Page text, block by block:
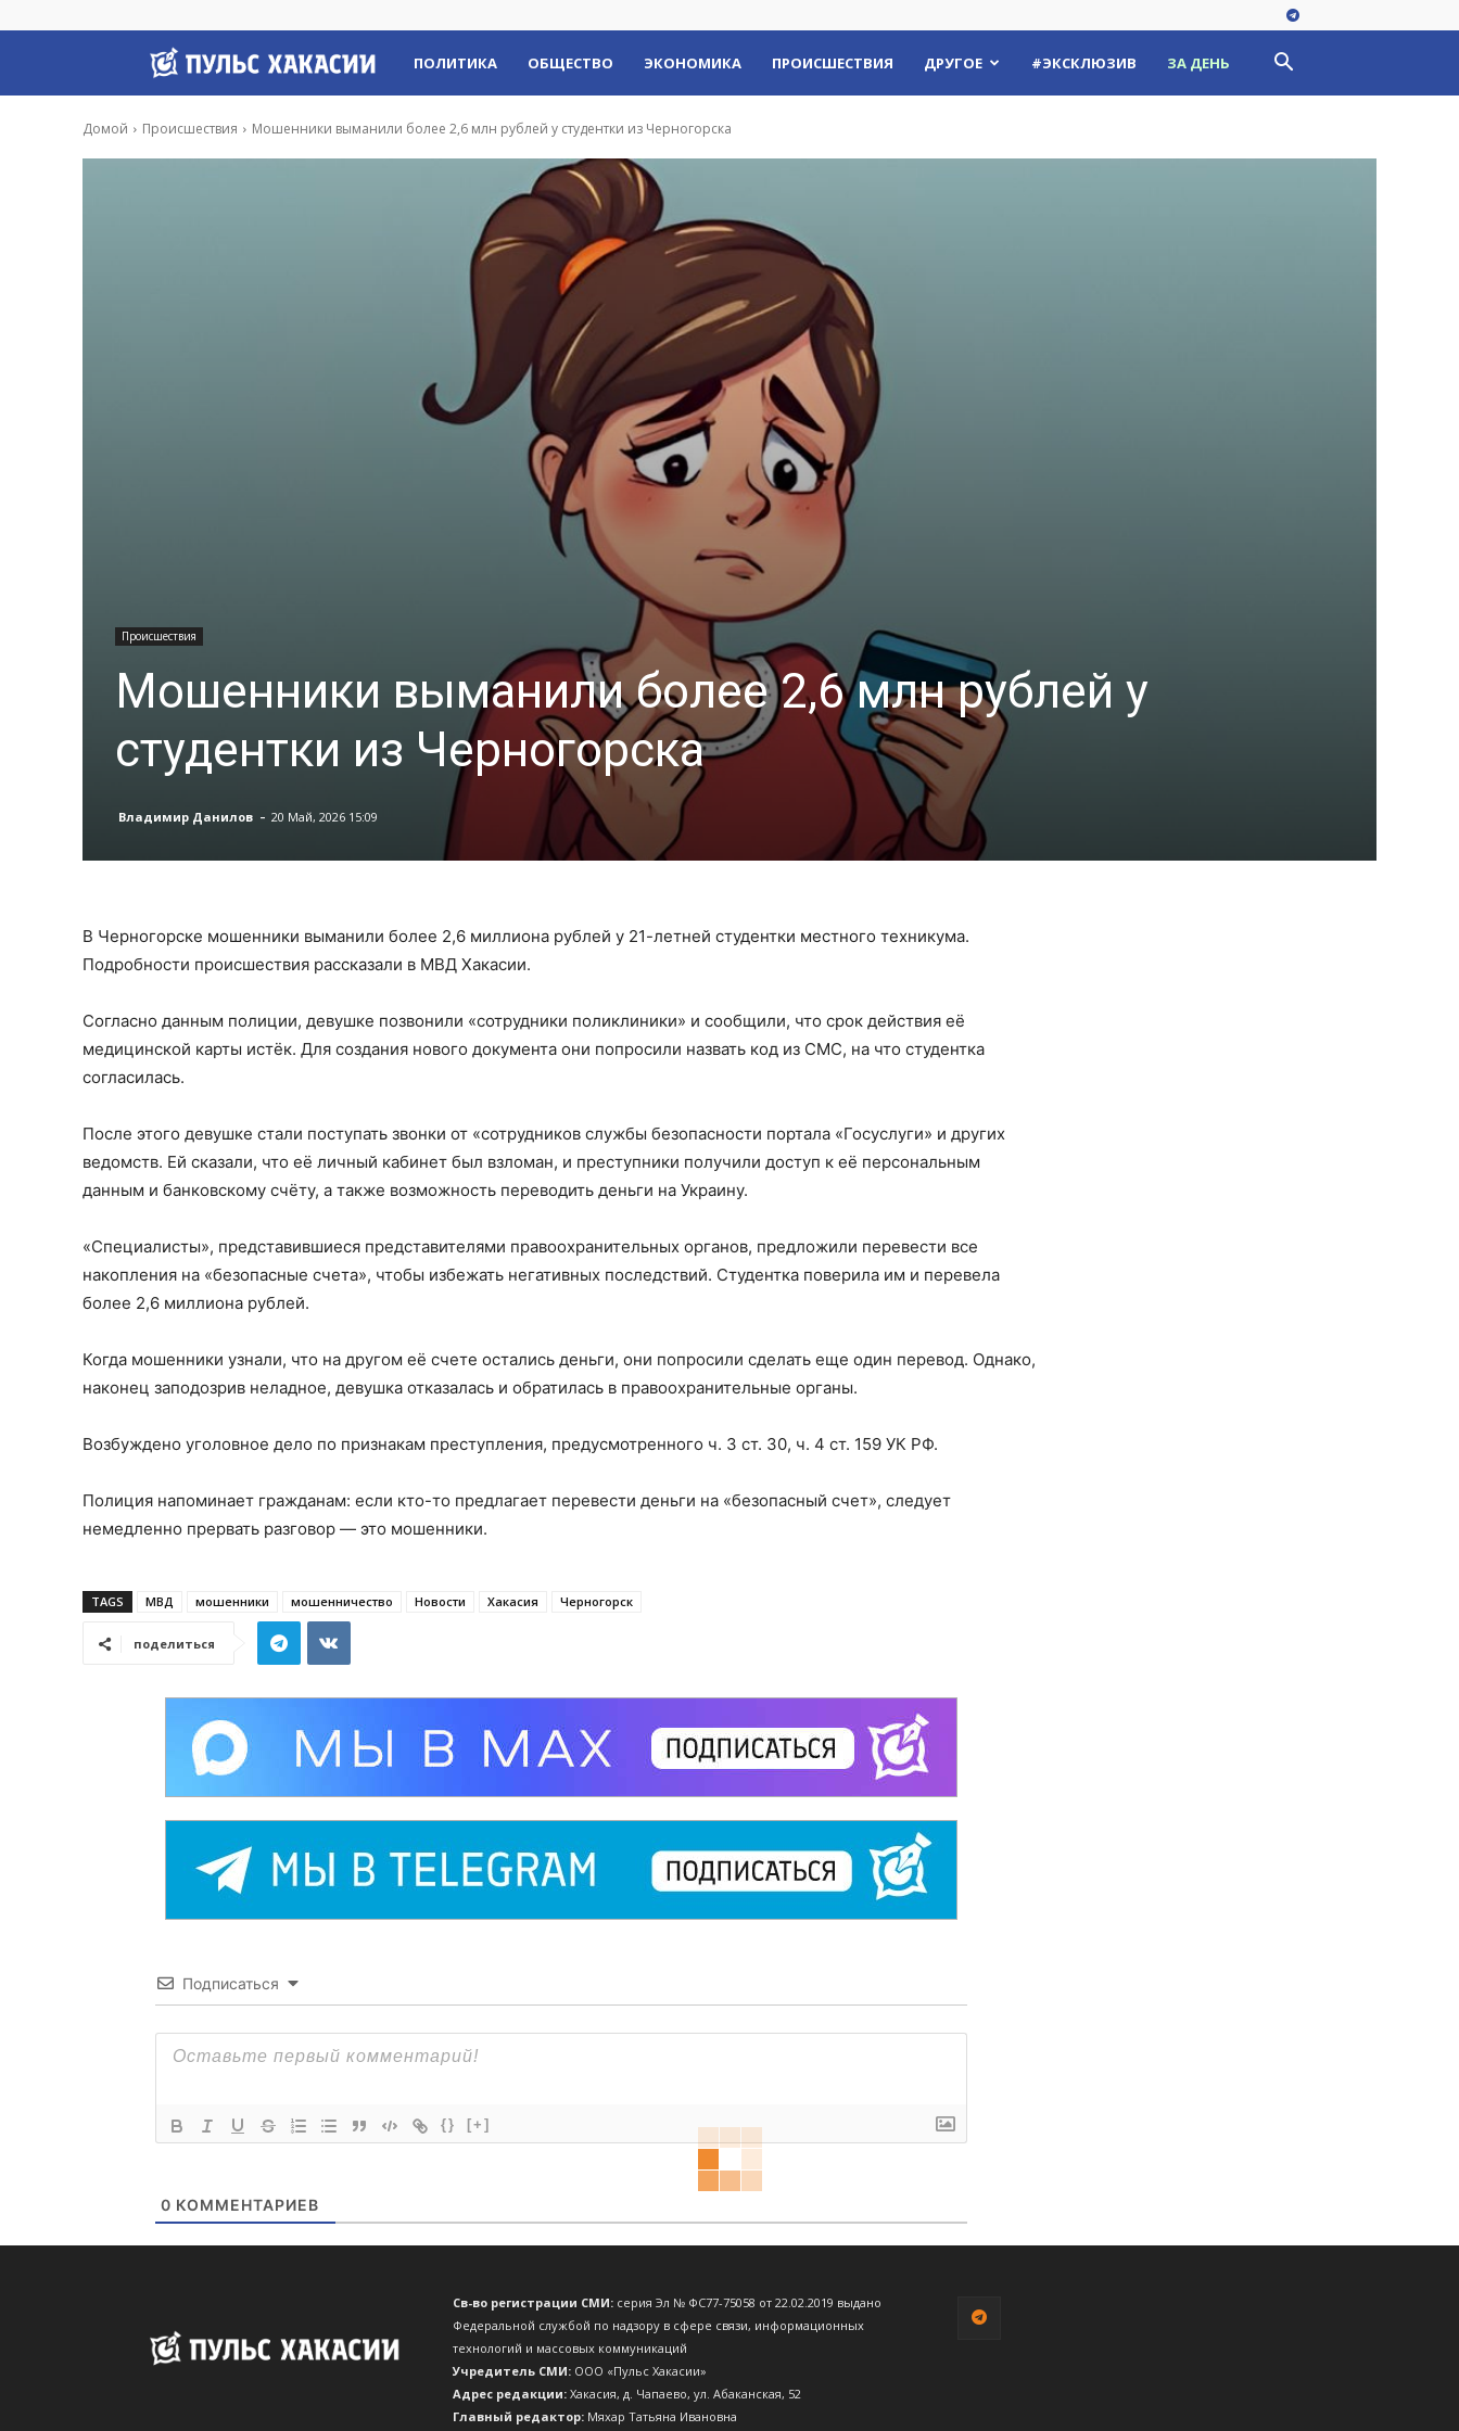
Пульс
Хакасии
ПОЛИТИКА ОБЩЕСТВО ЭКОНОМИКА ПРОИСШЕСТВИЯ ДРУГОЕ #ЭКСКЛЮЗИВ ЗА ДЕНЬ
Домой Происшествия Мошенники выманили более 2,6 млн рублей у студентки из Черногорска
Происшествия
Мошенники выманили более 2,6 млн рублей у
студентки из Черногорска
Владимир Данилов - 20 Май, 2026 15:09
В Черногорске мошенники выманили более 2,6 миллиона рублей у 21-летней студентки местного техникума.
Подробности происшествия рассказали в МВД Хакасии.
Согласно данным полиции, девушке позвонили «сотрудники поликлиники» и сообщили, что срок действия её
медицинской карты истёк. Для создания нового документа они попросили назвать код из СМС, на что студентка
согласилась.
После этого девушке стали поступать звонки от «сотрудников службы безопасности портала «Госуслуги» и других
ведомств. Ей сказали, что её личный кабинет был взломан, и преступники получили доступ к её персональным
данным и банковскому счёту, а также возможность переводить деньги на Украину.
«Специалисты», представившиеся представителями правоохранительных органов, предложили перевести все
накопления на «безопасные счета», чтобы избежать негативных последствий. Студентка поверила им и перевела
более 2,6 миллиона рублей.
Когда мошенники узнали, что на другом её счете остались деньги, они попросили сделать еще один перевод. Однако,
наконец заподозрив неладное, девушка отказалась и обратилась в правоохранительные органы.
Возбуждено уголовное дело по признакам преступления, предусмотренного ч. 3 ст. 30, ч. 4 ст. 159 УК РФ.
Полиция напоминает гражданам: если кто-то предлагает перевести деньги на «безопасный счет», следует
немедленно прервать разговор — это мошенники.
TAGS МВД мошенники мошенничество Новости Хакасия Черногорск
поделиться
Подписаться
{} [+]
0 КОММЕНТАРИЕВ
Св-во регистрации СМИ: серия Эл № ФС77-75058 от 22.02.2019 выдано
Федеральной службой по надзору в сфере связи, информационных
технологий и массовых коммуникаций
Учредитель СМИ: ООО «Пульс Хакасии»
Адрес редакции: Хакасия, д. Чапаево, ул. Абаканская, 52
Главный редактор: Мяхар Татьяна Ивановна